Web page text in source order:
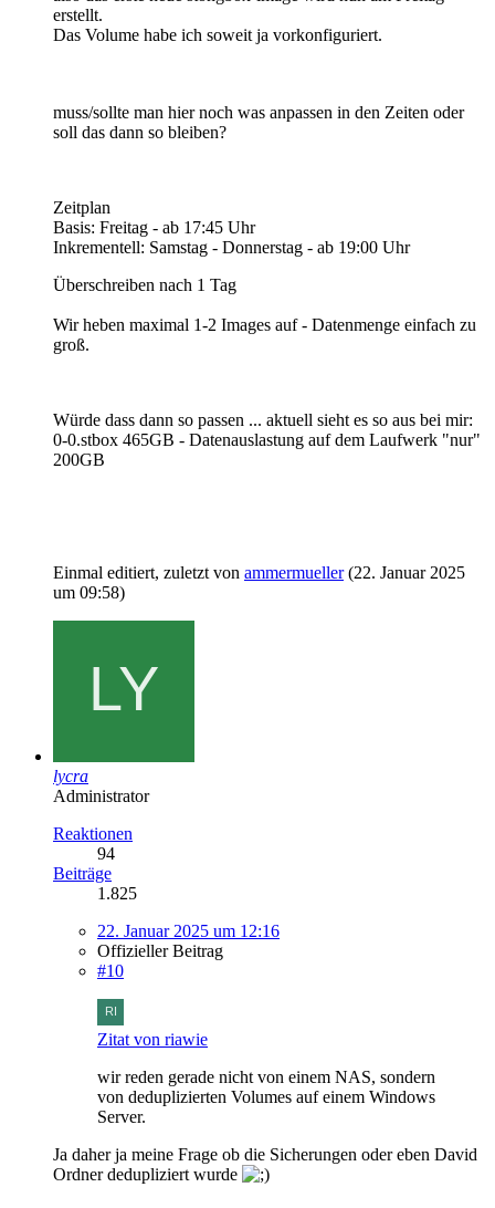
erstellt.
Das Volume habe ich soweit ja vorkonfiguriert.
muss/sollte man hier noch was anpassen in den Zeiten oder
soll das dann so bleiben?
Zeitplan
Basis: Freitag - ab 17:45 Uhr
Inkrementell: Samstag - Donnerstag - ab 19:00 Uhr
Überschreiben nach 1 Tag
Wir heben maximal 1-2 Images auf - Datenmenge einfach zu
groß.
Würde dass dann so passen ... aktuell sieht es so aus bei mir:
0-0.stbox 465GB - Datenauslastung auf dem Laufwerk "nur"
200GB
Einmal editiert, zuletzt von ammermueller(22. Januar 2025
um 09:58)
lycra
Administrator
Reaktionen
94
Beiträge
1.825
22. Januar 2025 um 12:16
Offizieller Beitrag
#10
Zitat von riawie
wir reden gerade nicht von einem NAS, sondern
von deduplizierten Volumes auf einem Windows
Server.
Ja daher ja meine Frage ob die Sicherungen oder eben David
Ordner dedupliziert wurde